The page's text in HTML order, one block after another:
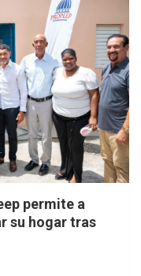
permite a
su hogar tras